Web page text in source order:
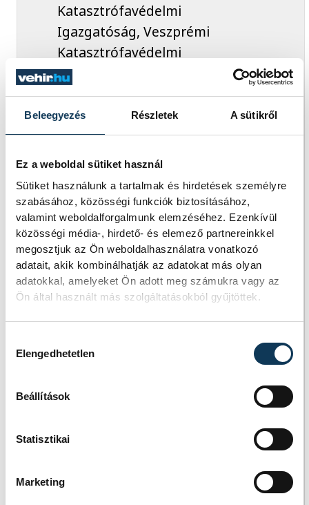
Beleegyezés Részletek A sütikről
Ez a weboldal sütiket használ
Sütiket használunk a tartalmak és hirdetések személyre
szabásához, közösségi funkciók biztosításához,
valamint weboldalforgalmunk elemzéséhez. Ezenkívül
közösségi média-, hirdető- és elemező partnereinkkel
megosztjuk az Ön weboldalhasználatra vonatkozó
adatait, akik kombinálhatják az adatokat más olyan
adatokkal, amelyeket Ön adott meg számukra vagy az
Ön által használt más szolgáltatásokból gyűjtöttek.
Elengedhetetlen
Beállítások
Statisztikai
Marketing
Katasztrófavédelmi
Igazgatóság, Veszprémi
Katasztrófavédelmi
Kirendeltség, VEMKH VJH
Műszaki Engedélyezési,
Fogyasztóvédelmi és
Foglalkoztatási Főosztály
Munkavédelmi és Munkaügyi
Népegészségügyi Osztály,
Balatonalmádi
Rendőrkapitányság, VEMKH
VJH Környezetvédelmi és
Természetvédelmi Főosztály
Környezetvédelmi Osztály)
supervisori ellenőrzést
folyamatban van.
telephelyre a hulladék
között felfüggesztésre került,